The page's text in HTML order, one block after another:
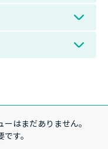
はまだありません。
す。